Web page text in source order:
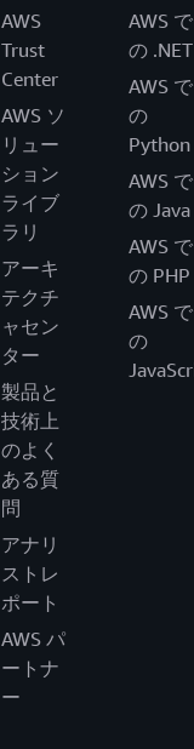
AWS
Trust
Center
AWS ソ
リュー
ション
ライブ
ラリ
アーキ
テクチ
ャセン
ター
製品と
技術上
のよく
ある質
問
アナリ
ストレ
ポート
AWS パ
ートナ
ー
AWS で
の .NET
AWS で
の
Python
AWS で
の Java
AWS で
の PHP
AWS で
の